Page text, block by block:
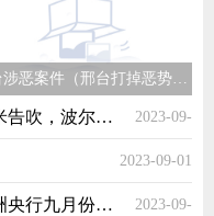
邢台涉恶案件（邢台打掉恶势力）
交易破裂！罗马诺：米兰签塔雷米告吹，波尔图确认塔雷米留队 2023-09-
01
2023-09-01
欧洲央行副行长金多斯：目前欧洲央行九月份的决策仍然未确定 2023-09-